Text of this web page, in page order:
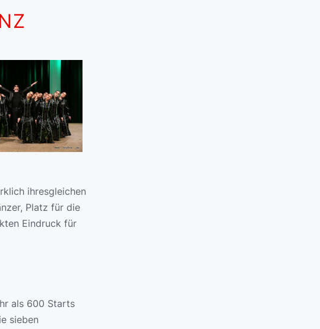
ihresgleichen
Platz für die
Eindruck für
als 600 Starts
sieben